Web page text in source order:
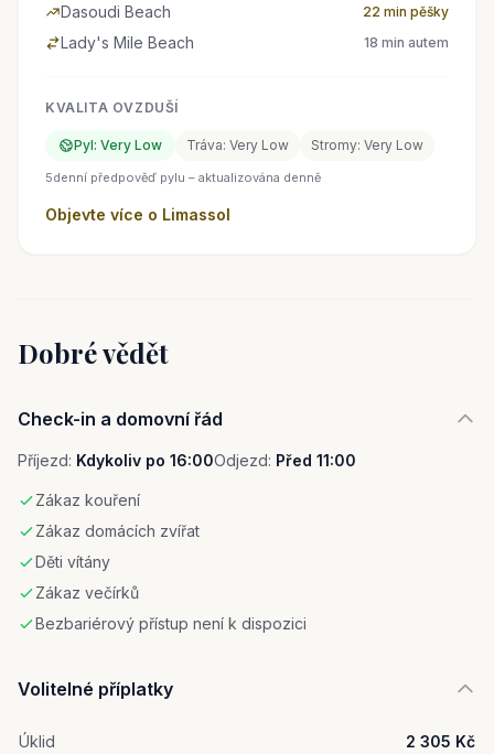
Dasoudi Beach 22 min pěšky
Lady's Mile Beach 18 min autem
KVALITA OVZDUŠÍ
Pyl: Very Low Tráva: Very Low Stromy: Very Low
5denní předpověď pylu – aktualizována denně
Objevte více o Limassol
Dobré vědět
Check-in a domovní řád
Příjezd: Kdykoliv po 16:00Odjezd: Před 11:00
Zákaz kouření
Zákaz domácích zvířat
Děti vítány
Zákaz večírků
Bezbariérový přístup není k dispozici
Volitelné příplatky
Úklid 2 305 Kč